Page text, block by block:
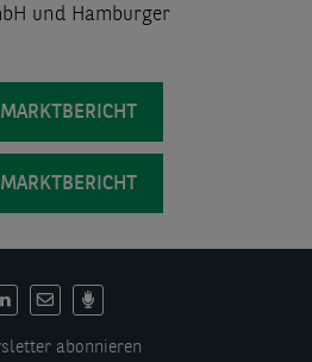
und Hamburger
abonnieren